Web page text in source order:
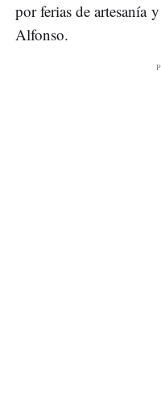
por ferias de artesanía
Alfonso.